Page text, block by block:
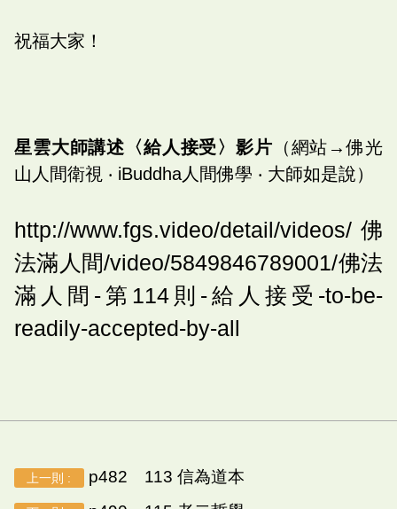
祝福大家！
星雲大師講述〈給人接受〉影片 （網站→佛光
山人間衛視 ‧ iBuddha人間佛學 ‧ 大師如是說）
http://www.fgs.video/detail/videos/佛
法滿人間/video/5849846789001/佛法
滿人間-第114則-給人接受-to-be-
readily-accepted-by-all
上一則 : p482 113 信為道本